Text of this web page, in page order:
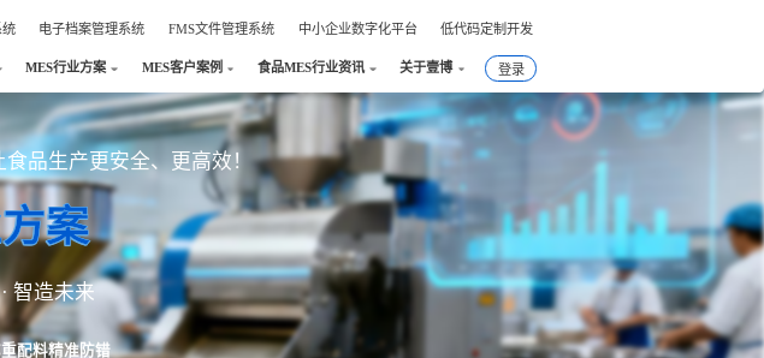
统 电子档案管理系统 FMS文件管理系统 中小企业数字化平台 低代码定制开发
MES行业方案 MES客户案例 食品MES行业资讯 关于壹博 登录
食品生产更安全、更高效！
案
智造未来
配料精准防错